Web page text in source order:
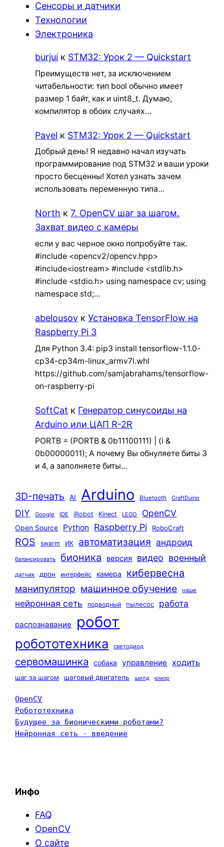
Сенсоры и датчики
Технологии
Электроника
burjui к STM32: Урок 2 — Quickstart
Преимуществ нет, за исключением
читабельности: тип bool обычно имеет
размер 1 байт, как и uint8_t. Думаю,
компилятор в обоих случаях…
Pavel к STM32: Урок 2 — Quickstart
Добрый день! Я недавно начал изучать
программирование под STM32 и ваши уроки
просто бесценны! Хотел узнать зачем
использовать переменную типа…
North к7. OpenCV шаг за шагом.
Захват видео с камеры
если у вас черное окно попробуйте так.
#include <opencv2/opencv.hpp>
#include<iostream> #include <stdlib.h>
#include <stdio.h> using namespace cv; using
namespace std;…
abelousov кУстановка TensorFlow на
Raspberry Pi 3
Для Python 3.4: pip3 install tensorflow-1.1.0-
cp34-cp34m-linux_armv7l.whl
https://github.com/samjabrahams/tensorflow-
on-raspberry-pi
SoftCat к Генератор синусоиды на
Arduino или ЦАП R-2R
PORTB = (PORTB & 0b11100111) | (i &
0b00000011); А почему Вы обнуляете биты 3
и 4, а заполняете биты…
3D-печать AI Arduino Bluetooth CraftDuino
DIY Google IDE iRobot Kinect LEGO OpenCV
Open Source Python Raspberry Pi RoboCraft
ROS swarm ИК автоматизация андроид
балансировать бионика версия видео военный
датчик дрон интерфейс камера кибервесна
манипулятор машинное обучение наше
нейронная сеть подводный пылесос работа
распознавание робот
робототехника светодиод
сервомашинка собака управление ходить
шаг за шагом шаговый двигатель шилд юмор
OpenCV
Робототехника
Будущее за бионическими роботами?
Нейронная сеть - введение
Инфо
FAQ
OpenCV
О сайте